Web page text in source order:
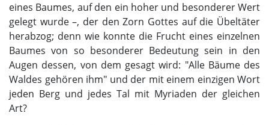
eines Baumes, auf den ein hoher und besonderer Wert
gelegt wurde –, der den Zorn Gottes auf die Übeltäter
herabzog; denn wie konnte die Frucht eines einzelnen
Baumes von so besonderer Bedeutung sein in den
Augen dessen, von dem gesagt wird: "Alle Bäume des
Waldes gehören ihm" und der mit einem einzigen Wort
jeden Berg und jedes Tal mit Myriaden der gleichen
Art?